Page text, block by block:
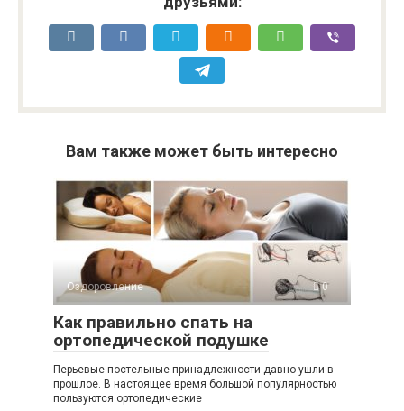
Вам также может быть интересно
Оздоровление 0
Как правильно спать на
ортопедической подушке
Перьевые постельные принадлежности давно ушли в
прошлое. В настоящее время большой популярностью
пользуются ортопедические